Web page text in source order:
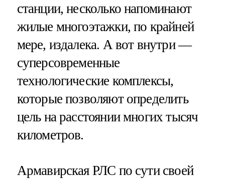
станции, несколько напоминают
жилые многоэтажки, по крайней
мере, издалека. А вот внутри —
суперсовременные
технологические комплексы,
которые позволяют определить
цель на расстоянии многих тысяч
километров.
Армавирская РЛС по сути своей